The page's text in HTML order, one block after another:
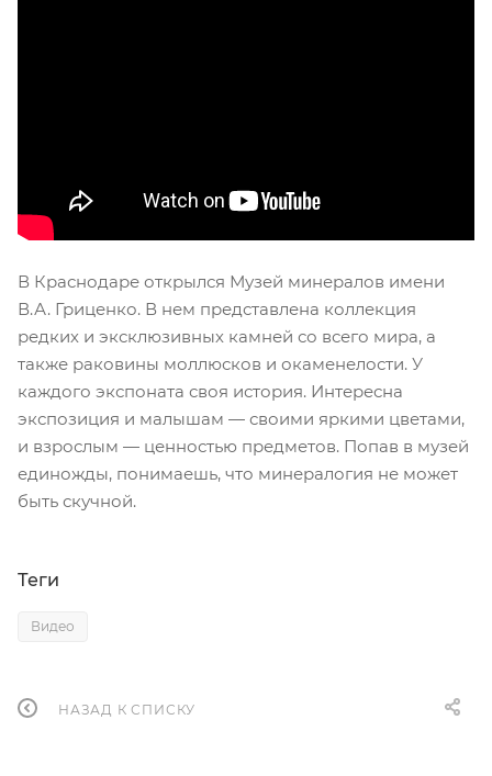
В Краснодаре открылся Музей минералов имени
В.А. Гриценко. В нем представлена коллекция
редких и эксклюзивных камней со всего мира, а
также раковины моллюсков и окаменелости. У
каждого экспоната своя история. Интересна
экспозиция и малышам — своими яркими цветами,
и взрослым — ценностью предметов. Попав в музей
единожды, понимаешь, что минералогия не может
быть скучной.
Теги
Видео
НАЗАД К СПИСКУ